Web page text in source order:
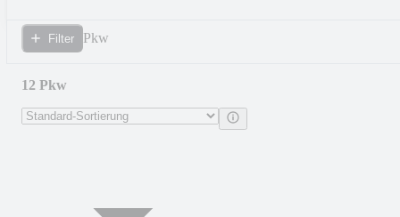
Filter Pkw
12 Pkw